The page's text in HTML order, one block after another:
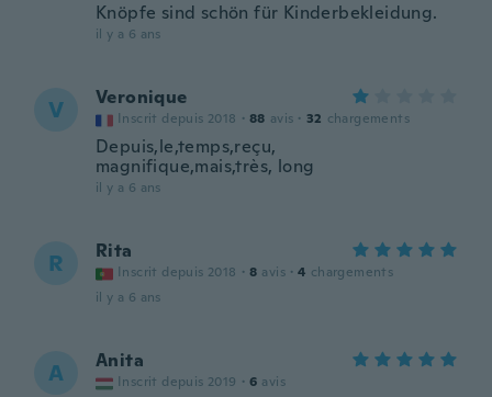
Knöpfe sind schön für Kinderbekleidung.
il y a 6 ans
V Veronique
Inscrit depuis 2018 · 88 avis · 32 chargements
Depuis,le,temps,reçu,
magnifique,mais,très, long
il y a 6 ans
R Rita
Inscrit depuis 2018 · 8 avis · 4 chargements
il y a 6 ans
A Anita
Inscrit depuis 2019 · 6 avis